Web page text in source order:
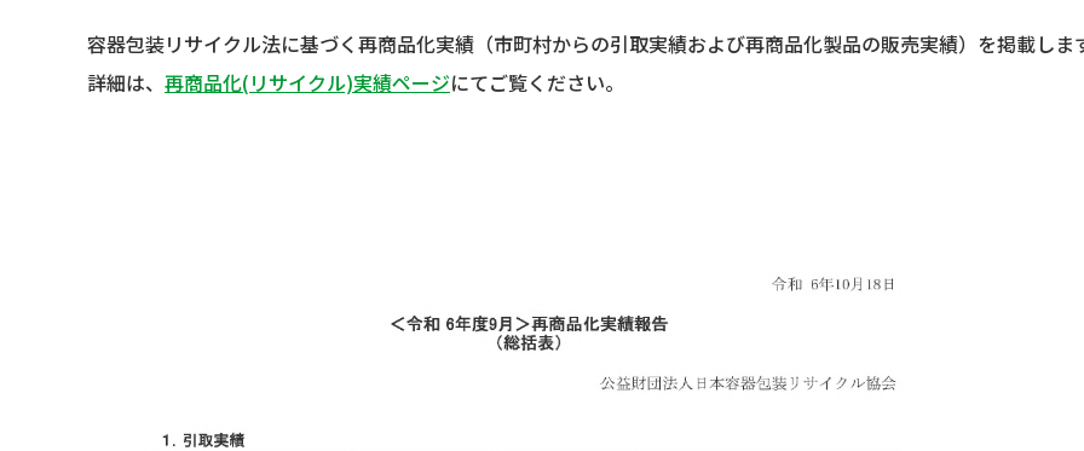
容器包装リサイクル法に基づく再商品化実績（市町村からの引取実績および再商品化製品の販売実績）を掲載しま
詳細は、 再商品化(リサイクル)実績ページにてご覧ください。